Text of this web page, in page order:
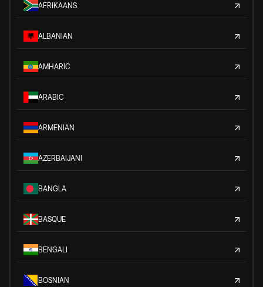
AFRIKAANS
ALBANIAN
AMHARIC
ARABIC
ARMENIAN
AZERBAIJANI
BANGLA
BASQUE
BENGALI
BOSNIAN